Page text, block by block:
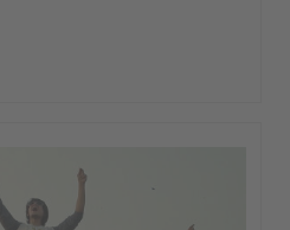
en de olievelden in